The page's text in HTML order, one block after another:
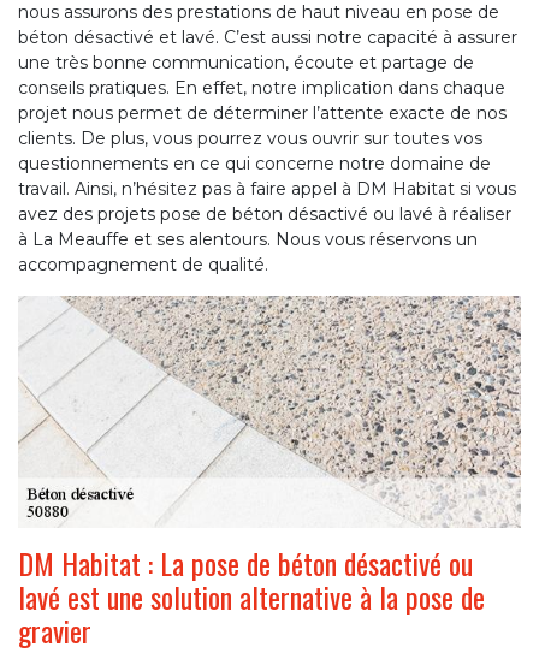
nous assurons des prestations de haut niveau en pose de
béton désactivé et lavé. C’est aussi notre capacité à assurer
une très bonne communication, écoute et partage de
conseils pratiques. En effet, notre implication dans chaque
projet nous permet de déterminer l’attente exacte de nos
clients. De plus, vous pourrez vous ouvrir sur toutes vos
questionnements en ce qui concerne notre domaine de
travail. Ainsi, n’hésitez pas à faire appel à DM Habitat si vous
avez des projets pose de béton désactivé ou lavé à réaliser
à La Meauffe et ses alentours. Nous vous réservons un
accompagnement de qualité.
DM Habitat : La pose de béton désactivé ou
lavé est une solution alternative à la pose de
gravier